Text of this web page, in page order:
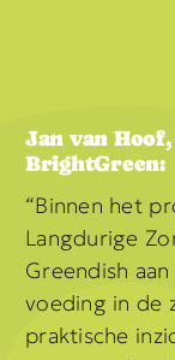
Jan van
BrightGreen:
“Binnen het
Langdurige
Greendish
voeding in de
praktische